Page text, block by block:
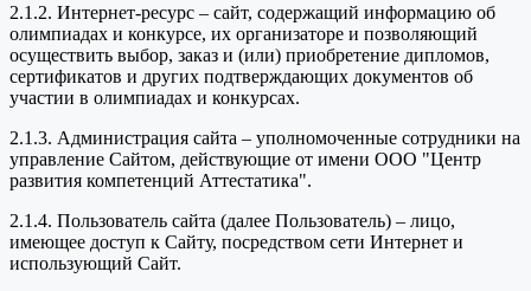
2.1.2. Интернет-ресурс – сайт, содержащий информацию об
олимпиадах и конкурсе, их организаторе и позволяющий
осуществить выбор, заказ и (или) приобретение дипломов,
сертификатов и других подтверждающих документов об
участии в олимпиадах и конкурсах.
2.1.3. Администрация сайта – уполномоченные сотрудники на
управление Сайтом, действующие от имени ООО "Центр
развития компетенций Аттестатика".
2.1.4. Пользователь сайта (далее Пользователь) – лицо,
имеющее доступ к Сайту, посредством сети Интернет и
использующий Сайт.